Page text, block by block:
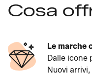
Cosa
Le marche
Dalle icone
Nuovi